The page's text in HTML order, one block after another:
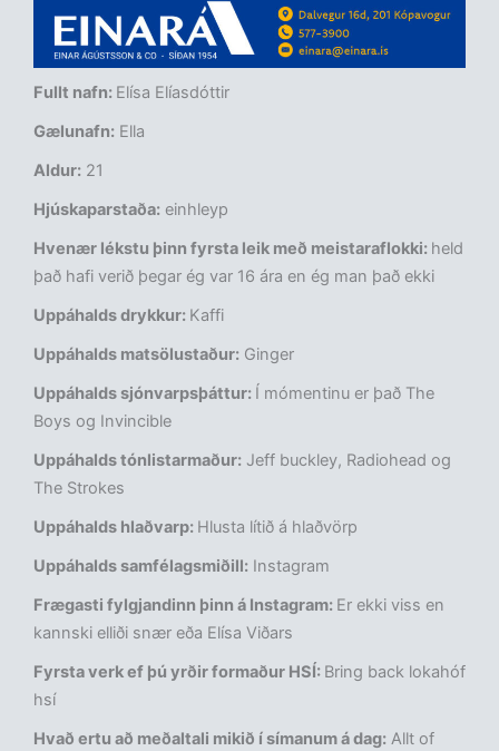
Fullt nafn: Elísa Elíasdóttir
Gælunafn: Ella
Aldur: 21
Hjúskaparstaða: einhleyp
Hvenær lékstu þinn fyrsta leik með meistaraflokki: held
það hafi verið þegar ég var 16 ára en ég man það ekki
Uppáhalds drykkur: Kaffi
Uppáhalds matsölustaður: Ginger
Uppáhalds sjónvarpsþáttur: Í mómentinu er það The
Boys og Invincible
Uppáhalds tónlistarmaður: Jeff buckley, Radiohead og
The Strokes
Uppáhalds hlaðvarp: Hlusta lítið á hlaðvörp
Uppáhalds samfélagsmiðill: Instagram
Frægasti fylgjandinn þinn á Instagram: Er ekki viss en
kannski elliði snær eða Elísa Viðars
Fyrsta verk ef þú yrðir formaður HSÍ: Bring back lokahóf
hsí
Hvað ertu að meðaltali mikið í símanum á dag: Allt of